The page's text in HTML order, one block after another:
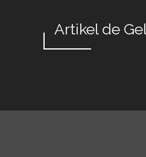
Artikel de